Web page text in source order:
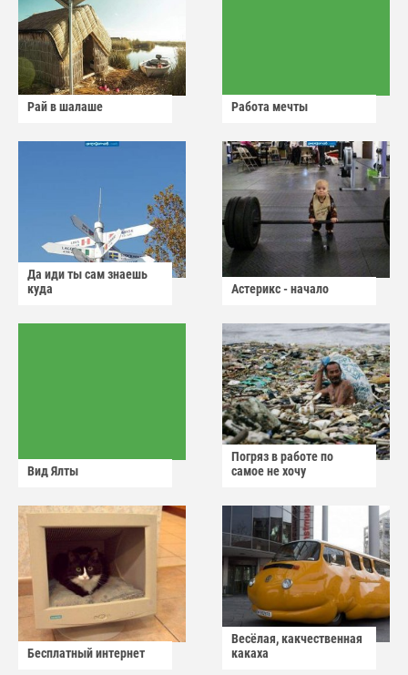
Рай в шалаше Работа мечты
Да иди ты сам знаешь
куда
Астерикс - начало
Вид Ялты
Погряз в работе по
самое не хочу
Бесплатный интернет
Весёлая, какчественная
какаха